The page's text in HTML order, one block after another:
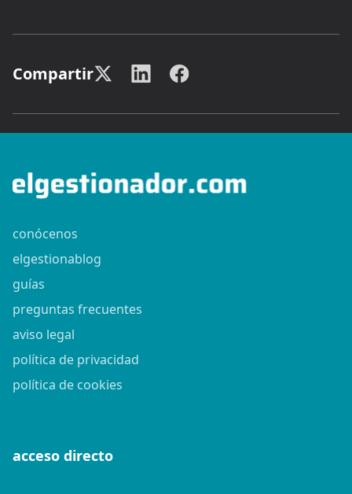
Compartir
conócenos
elgestionablog
guías
preguntas frecuentes
aviso legal
política de privacidad
política de cookies
acceso directo